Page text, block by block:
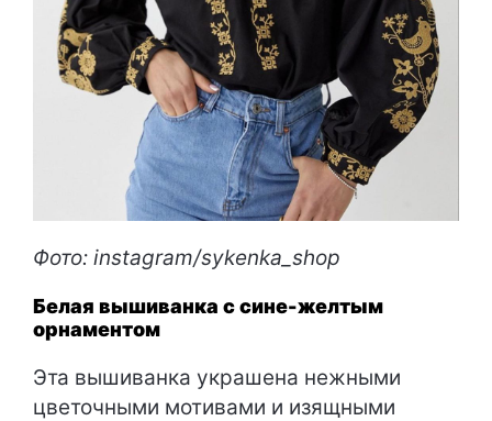
Фото: instagram/sykenka_shop
Белая вышиванка с сине-желтым
орнаментом
Эта вышиванка украшена нежными
цветочными мотивами и изящными